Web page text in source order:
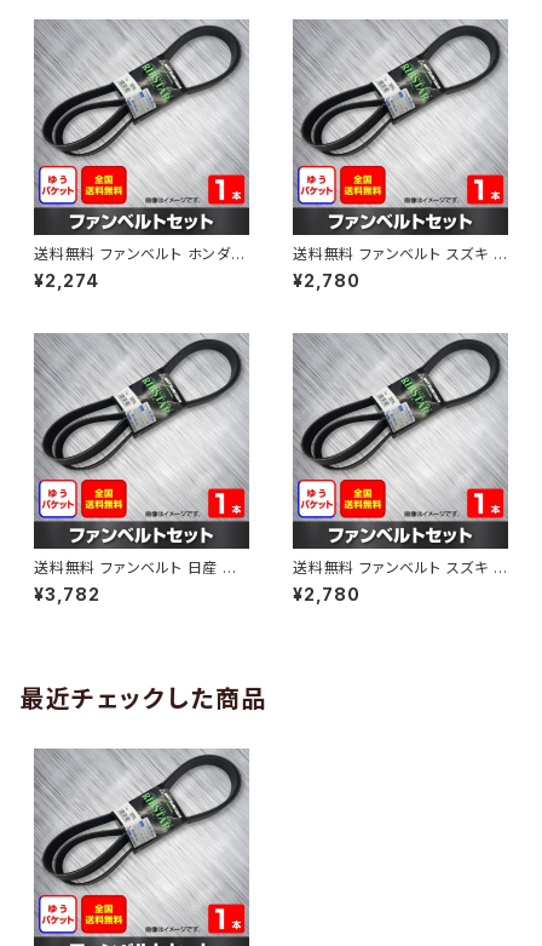
送料無料 ファンベルト ホンダ フ
ィット 型式GE6 H19.10～H25.
09 （国内トップメーカー） 1本 H
¥2,274
送料無料 ファンベルト スズキ ス
ペーシア 型式MK32S H25.03
～H30.02 （国内トップメーカ
¥2,780
送料無料 ファンベルト 日産 キ
ューブ 型式Z12 H20.11～H24.
10 （国内トップメーカー） 1本 H
¥3,782
送料無料 ファンベルト スズキ ワ
ゴンR 型式MH34S H24.09～
H29.02 （国内トップメーカー）
¥2,780
最近チェックした商品